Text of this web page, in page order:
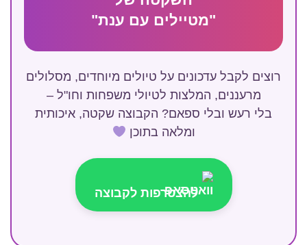
"מטיילים עם ענת"
רוצים לקבל עדכונים על טיולים מיוחדים, מסלולים
מרעננים, המלצות לטיולי משפחות וחו"ל –
בלי רעש ובלי ספאם? הקבוצה שקטה, איכותית
ומלאה בתוכן
להצטרפות לקבוצה